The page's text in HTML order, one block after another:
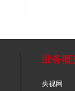
业务概
央视网